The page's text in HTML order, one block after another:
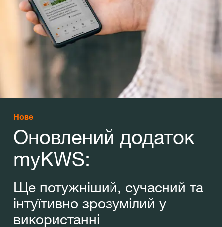
Нове
Оновлений додаток
myKWS:
Ще потужніший, сучасний та
інтуїтивно зрозумілий у
використанні